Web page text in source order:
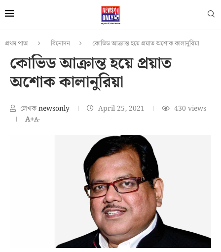
প্রথম পাতা বিনোদন কোভিড আক্রান্ত হয়ে প্রয়াত অশোক কালানুরিয়া
কোভিড আক্রান্ত হয়ে প্রয়াত
অশোক কালানুরিয়া
লেখকnewsonly April 25, 2021 430 views
A+A-